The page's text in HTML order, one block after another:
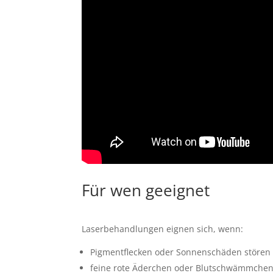
Für wen geeignet
Laserbehandlungen eignen sich, wenn:
Pigmentflecken oder Sonnenschäden stören
feine rote Äderchen oder